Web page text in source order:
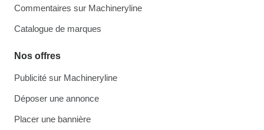
Commentaires sur Machineryline
Catalogue de marques
Nos offres
Publicité sur Machineryline
Déposer une annonce
Placer une bannière